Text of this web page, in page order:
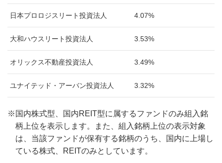
日本プロロジスリート投資法人 4.07%
大和ハウスリート投資法人 3.53%
オリックス不動産投資法人 3.49%
ユナイテッド・アーバン投資法人 3.32%
※ 国内株式型、国内REIT型に属するファンドのみ組入銘
柄上位を表示します。また、組入銘柄上位の表示対象
は、当該ファンドが保有する銘柄のうち、国内に上場し
ている株式、REITのみとしています。